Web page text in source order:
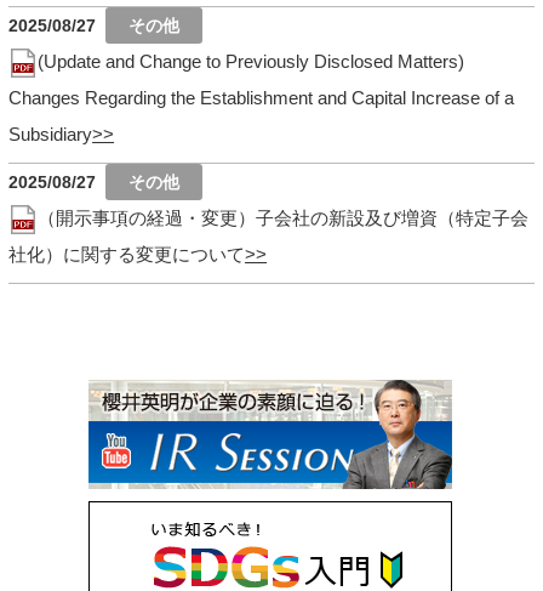
2025/08/27
(Update and Change to Previously Disclosed Matters)
Changes Regarding the Establishment and Capital Increase of a
Subsidiary
2025/08/27
（開示事項の経過・変更）子会社の新設及び増資（特定子会
社化）に関する変更について